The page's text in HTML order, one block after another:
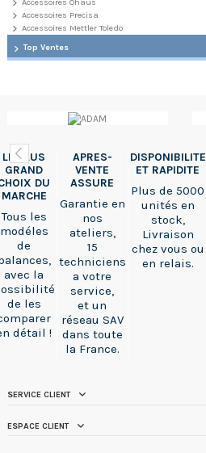
Accessoires Ohaus
Accessoires Precisa
Accessoires Mettler Toledo
Top Ventes
LE PLUS
GRAND
DU
MARCHE
Tous les
modéles
de
avec la
de les
détail !
APRES-
VENTE
ASSURE
Garantie en
nos
ateliers,
15
techniciens
a votre
service,
et un
réseau SAV
dans toute
la France.
DISPONIBILITE
ET RAPIDITE
Plus de 5000
unités en
stock,
Livraison
chez vous ou
en relais.
SERVICE CLIENT
ESPACE CLIENT